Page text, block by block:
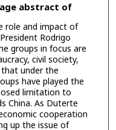
abstract of
role and impact of
Rodrigo
groups in focus are
civil society,
under the
have played the
limitation to
China. As Duterte
cooperation
up the issue of